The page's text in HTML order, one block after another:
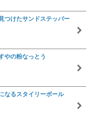
つけたサンドステッパー
やの粉なっとう
なるスタイリーボール